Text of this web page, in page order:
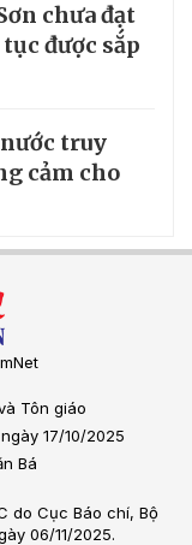
chưa đạt
được sắp
truy
cảm cho
Tôn giáo
17/10/2025
Bá
do Cục Báo chí, Bộ
06/11/2025.